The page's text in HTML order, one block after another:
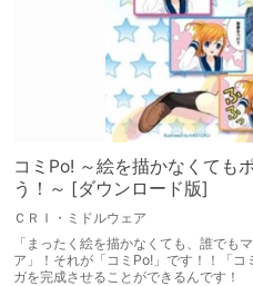
コミPo! ～絵を描かなくても
う！～ [ダウンロード版]
ＣＲＩ・ミドルウェア
「まったく絵を描かなくても、誰でも
ア」！それが「コミPo!」です！！「
ガを完成させることができるんです！